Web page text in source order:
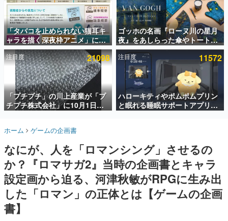
ゲームの企画書
名作ゲームクリエイターの方々に製作時のエピソードをお
聞きし、ヒットする企画（ゲーム）とは何か？を探ってい
きます。
赫本
この物語を解いてはいけない。『赫本』は、〈試験問題〉
の形をした短編ホラー小説集です。
新世代に訊く
これからのデジタルゲーム市場を担う若きクリエイター達
の姿を追い、彼らのルーツと情熱を探っていきます。
ゲーム世代の作家たち
ゲームに多大な影響を受けた作家さんに取材し、ゲームが
日本のコンテンツ産業やカルチャーに与えた影響を探る企
画です。
日本モバイルゲーム産業史
日本のモバイルゲーム史における主要なトピック・タイト
ルを網羅するほか、開発者へのインタビューや識者による
解説を掲載。約20年の歴史が一望できる決定版！
「タバコを止められない猫耳キ
ャラを描く深夜枠アニメ」に視
聴者の一部から批判意見。違法
薬物の使用と思わしき描写も含
めて、BPOが議論を交わす
ゴッホの名画『ローヌ川の星月
夜』をあしらった傘やトートバ
ッグなどが登場。8月7日21時よ
り2日間限定で予約販売
注目度 21098
「プチプチ」の川上産業が「プ
チプチ株式会社」に10月1日よ
り社名変更へ。創業58年で初め
なじみの緩衝材が会社の名前に
注目度 11572
ハローキティやポムポムプリン
と眠れる睡眠サポートアプリ
『ゆめたび』が配信中。キャラ
ホーム ゲームの企画書
なにが、人を「ロマンシング」させるの
か？『ロマサガ2』当時の企画書とキャラ
設定画から迫る、河津秋敏がRPGに生み出
した「ロマン」の正体とは【ゲームの企画
書】